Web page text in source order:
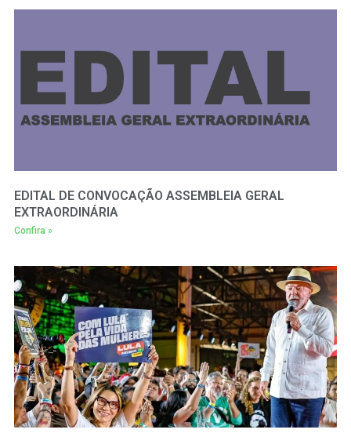
EDITAL DE CONVOCAÇÃO ASSEMBLEIA GERAL
EXTRAORDINÁRIA
Confira »